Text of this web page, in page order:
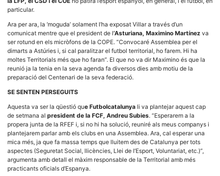
particular.
Ara per ara, la ‘moguda’ solament l’ha exposat Villar a través d’un
comunicat mentre que el president de l‘Asturiana, Maximino Martínez va
ser rotund en els micròfons de la COPE. “Convocaré Assemblea per el
dimarts a Astúries i, si cal paralitzar el futbol territorial, ho farem. Hi ha
moltes Territorials més que ho faran”. El que no va dir Maximino és que la
reunió ja la tenia en la seva agenda fa diversos dies amb motiu de la
preparació del Centenari de la seva federació.
SE SENTEN PERSEGUITS
Aquesta va ser la qüestió que Futbolcatalunya li va plantejar aquest cap
de setmana al president de la FCF, Andreu Subies. “Esperarem a la
propera junta de la RFEF i, si no hi ha solució, reuniré als meus companys i
plantejarem parlar amb els clubs en una Assemblea. Ara, cal esperar una
mica més, ja que fa massa temps que lluitem des de Catalunya per tots
aspectes (Seguretat Social, llicències, Llei de l’Esport, Voluntariat, etc.)”,
argumenta amb detall el màxim responsable de la Territorial amb més
practicants oficials d’Espanya.
Estadístiques
Recopilem
estadístiques
de manera
anònima d'ús
del lloc web
per a millorar
Experiència
d'usuari
Alguns
components
tècnics del